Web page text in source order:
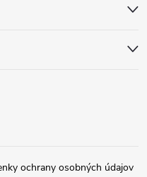
ochrany osobných údajov